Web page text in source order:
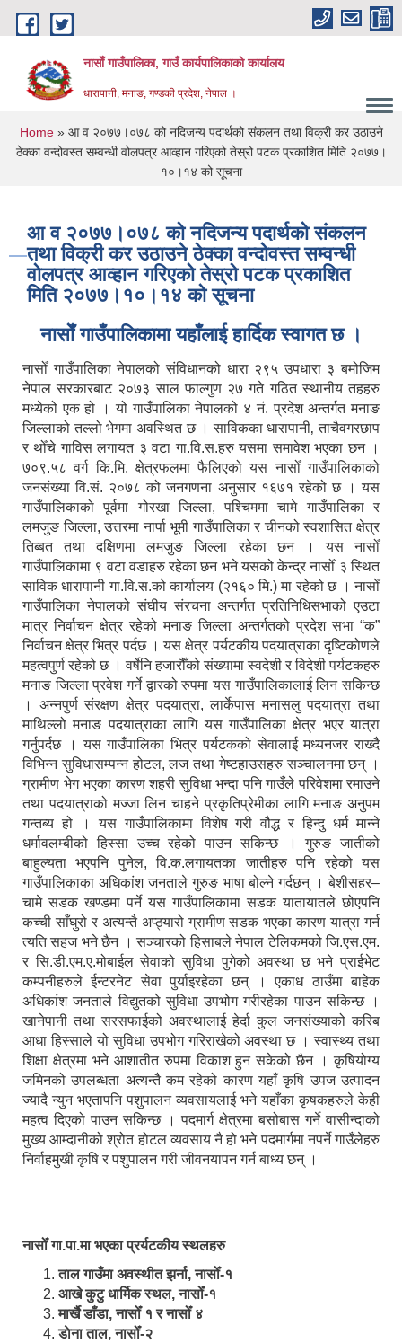
Skip to main content
नासाेँ गाउँपालिका, गाउँ कार्यपालिकाकाे कार्यालय
धारापानी, मनाङ, गण्डकी प्रदेश, नेपाल ।
You are here
Home» आ व २०७७।०७८ को नदिजन्य पदार्थको स‌ंकलन तथा विक्री कर उठाउने
ठेक्का वन्दोवस्त सम्वन्धी वोलपत्र आव्हान गरिएको तेस्रो पटक प्रकाशित मिति २०७७।
१०।१४ को सूचना
आ व २०७७।०७८ को नदिजन्य पदार्थको स‌ंकलन
तथा विक्री कर उठाउने ठेक्का वन्दोवस्त सम्वन्धी
वोलपत्र आव्हान गरिएको तेस्रो पटक प्रकाशित
मिति २०७७।१०।१४ को सूचना
नासाेँ गाउँपालिकामा यहाँलाई हार्दिक स्वागत छ ।
नासोँ गाउँपालिका नेपालको संविधानको धारा २९५ उपधारा ३ बमोजिम
नेपाल सरकारबाट २०७३ साल फाल्गुण २७ गते गठित स्थानीय तहहरु
मध्येको एक हो । यो गाउँपालिका नेपालको ४ नं. प्रदेश अन्तर्गत मनाङ
जिल्लाको तल्लो भेगमा अवस्थित छ । साविकका धारापानी‚ ताचैवगरछाप
र थोँचे गाविस लगायत ३ वटा गा.वि.स.हरु यसमा समावेश भएका छन ।
७०९.५८ वर्ग कि.मि. क्षेत्रफलमा फैलिएको यस नासोँ गाउँपालिकाको
जनसंख्या वि.सं. २०७८ को जनगणना अनुसार १६७१ रहेको छ । यस
गाउँपालिकाको पूर्वमा गोरखा जिल्ला, पश्चिममा चामे गाउँपालिका र
लमजुङ जिल्ला, उत्तरमा नार्पा भूमी गाउँपालिका र चीनको स्वशासित क्षेत्र
तिब्बत तथा दक्षिणमा लमजुङ जिल्ला रहेका छन । यस नासोँ
गाउँपालिकामा ९ वटा वडाहरु रहेका छन भने यसको केन्द्र नासोँ ३ स्थित
साविक धारापानी गा.वि.स.को कार्यालय (२१६० मि.) मा रहेको छ । नासोँ
गाउँपालिका नेपालको संघीय संरचना अन्तर्गत प्रतिनिधिसभाको एउटा
मात्र निर्वाचन क्षेत्र रहेको मनाङ जिल्ला अन्तर्गतको प्रदेश सभा “क”
निर्वाचन क्षेत्र भित्र पर्दछ । यस क्षेत्र पर्यटकीय पदयात्राका दृष्टिकोणले
महत्वपुर्ण रहेको छ । वर्षेनि हजारौँको संख्यामा स्वदेशी र विदेशी पर्यटकहरु
मनाङ जिल्ला प्रवेश गर्ने द्वारको रुपमा यस गाउँपालिकालाई लिन सकिन्छ
। अन्नपुर्ण संरक्षण क्षेत्र पदयात्रा, लार्केपास मनासलु पदयात्रा तथा
माथिल्लो मनाङ पदयात्राका लागि यस गाउँपालिका क्षेत्र भएर यात्रा
गर्नुपर्दछ । यस गाउँपालिका भित्र पर्यटकको सेवालाई मध्यनजर राख्दै
विभिन्न सुविधासम्पन्न होटल, लज तथा गेष्टहाउसहरु सञ्चालनमा छन् ।
ग्रामीण भेग भएका कारण शहरी सुविधा भन्दा पनि गाउँले परिवेशमा रमाउने
तथा पदयात्राको मज्जा लिन चाहने प्रकृतिप्रेमीका लागि मनाङ अनुपम
गन्तब्य हो । यस गाउँपालिकामा विशेष गरी वौद्ध र हिन्दु धर्म मान्ने
धर्मावलम्बीको हिस्सा उच्च रहेको पाउन सकिन्छ । गुरुङ जातीको
बाहुल्यता भएपनि पुनेल, वि.क.लगायतका जातीहरु पनि रहेको यस
गाउँपालिकाका अधिकांश जनताले गुरुङ भाषा बोल्ने गर्दछन् । बेशीसहर–
चामे सडक खण्डमा पर्ने यस गाउँपालिकामा सडक यातायातले छोएपनि
कच्ची साँघुरो र अत्यन्तै अप्ठ्यारो ग्रामीण सडक भएका कारण यात्रा गर्न
त्यति सहज भने छैन । सञ्चारको हिसाबले नेपाल टेलिकमको जि.एस.एम.
र सि.डी.एम.ए.मोबाईल सेवाको सुविधा पुगेको अवस्था छ भने प्राईभेट
कम्पनीहरुले ईन्टरनेट सेवा पुर्याइरहेका छन् । एकाध ठाउँमा बाहेक
अधिकांश जनताले विद्युतको सुविधा उपभोग गरीरहेका पाउन सकिन्छ ।
खानेपानी तथा सरसफाईको अवस्थालाई हेर्दा कुल जनसंख्याको करिब
आधा हिस्साले यो सुविधा उपभोग गरिराखेको अवस्था छ । स्वास्थ्य तथा
शिक्षा क्षेत्रमा भने आशातीत रुपमा विकाश हुन सकेको छैन । कृषियोग्य
जमिनको उपलब्धता अत्यन्तै कम रहेको कारण यहाँ कृषि उपज उत्पादन
ज्यादै न्युन भएतापनि पशुपालन व्यवसायलाई भने यहाँका कृषकहरुले केही
महत्व दिएको पाउन सकिन्छ । पदमार्ग क्षेत्रमा बसोबास गर्ने वासीन्दाको
मुख्य आम्दानीको श्रोत होटल व्यवसाय नै हो भने पदमार्गमा नपर्ने गाउँलेहरु
निर्वाहमुखी कृषि र पशुपालन गरी जीवनयापन गर्न बाध्य छन् ।
नासोँ गा.पा.मा भएका प्रर्यटकीय स्थलहरु
ताल गाउँमा अवस्थीत झर्ना, नासोँ-१
आखे कुटु धार्मिक स्थल, नासोँ-१
मार्खै डाँडा, नासोँ १ र नासोँ ४
डाेना ताल, नासोँ-२